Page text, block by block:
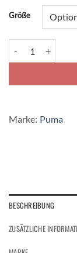
Größe
Alternative:
Marke: Puma
BESCHREIBUNG
ZUSÄTZLICHE